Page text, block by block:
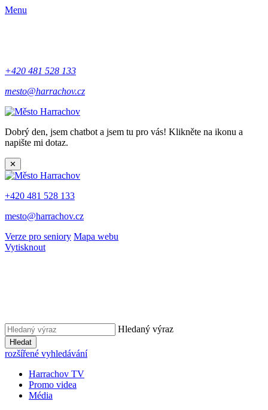
Menu
+420 481 528 133
mesto@harrachov.cz
Dobrý den, jsem chatbot a jsem tu pro vás! Klikněte na ikonu a
napište mi dotaz.
✕
+420 481 528 133
mesto@harrachov.cz
Verze pro seniory Mapa webu
Vytisknout
Hledaný výraz
Hledat
rozšířené vyhledávání
Harrachov TV
Promo videa
Média